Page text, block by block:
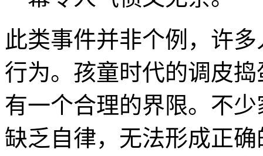
此类事件并非个例，许
行为。孩童时代的调皮
有一个合理的界限。不
缺乏自律，无法形成正